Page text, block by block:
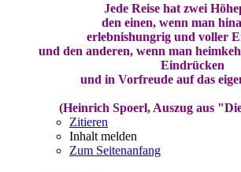
Jede Reise hat zwei
den einen, wenn man
erlebnishungrig und voller
und den anderen, wenn man
Eindrücken
und in Vorfreude auf das
(Heinrich Spoerl, Auszug aus
Zitieren
Inhalt melden
Zum Seitenanfang